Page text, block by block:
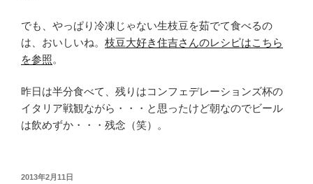
でも、やっぱり冷凍じゃない生枝豆を茹でて食べるの
は、おいしいね。 枝豆大好き住吉さんのレシピはこちら
を参照。
昨日は半分食べて、残りはコンフェデレーションズ杯の
イタリア戦観ながら・・・と思ったけど朝なのでビール
は飲めずか・・・残念（笑）。
投
2013年2月11日